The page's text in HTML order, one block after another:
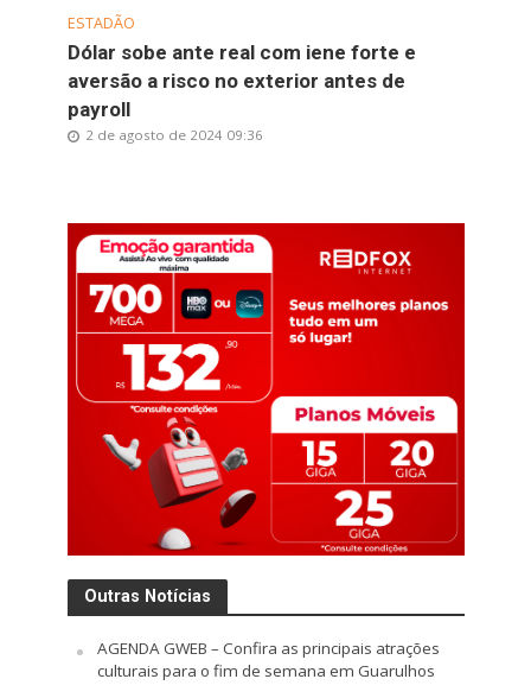
ESTADÃO
Dólar sobe ante real com iene forte e
aversão a risco no exterior antes de
payroll
2 de agosto de 2024 09:36
Outras Notícias
AGENDA GWEB – Confira as principais atrações
culturais para o fim de semana em Guarulhos